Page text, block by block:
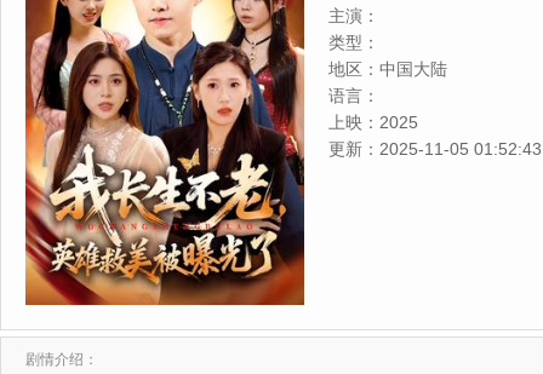
主演：
类型：
地区： 中国大陆
语言：
上映： 2025
更新： 2025-11-05 01:52:43
剧情介绍：